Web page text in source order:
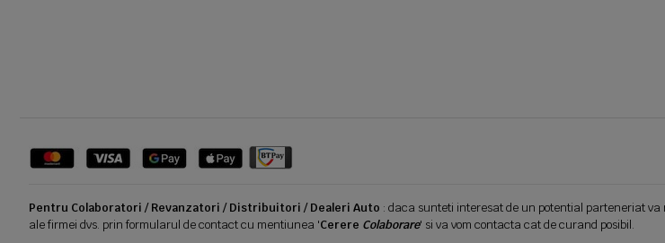
Pentru Colaboratori / Revanzatori / Distribuitori / Dealeri Auto : daca sunteti interesat de un potential parteneriat
ale firmei dvs. prin formularul de contact cu mentiunea 'Cerere Colaborare' si va vom contacta cat de curand posibil.